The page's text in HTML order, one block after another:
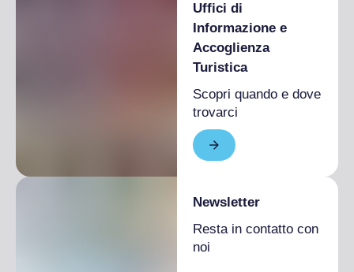
Uffici di
Informazione e
Accoglienza
Turistica
Scopri quando e dove
trovarci
Newsletter
Resta in contatto con
noi